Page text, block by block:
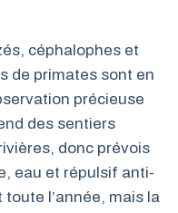
céphalophes et
de primates sont en
précieuse
des sentiers
donc prévois
eau et répulsif anti-
l’année, mais la